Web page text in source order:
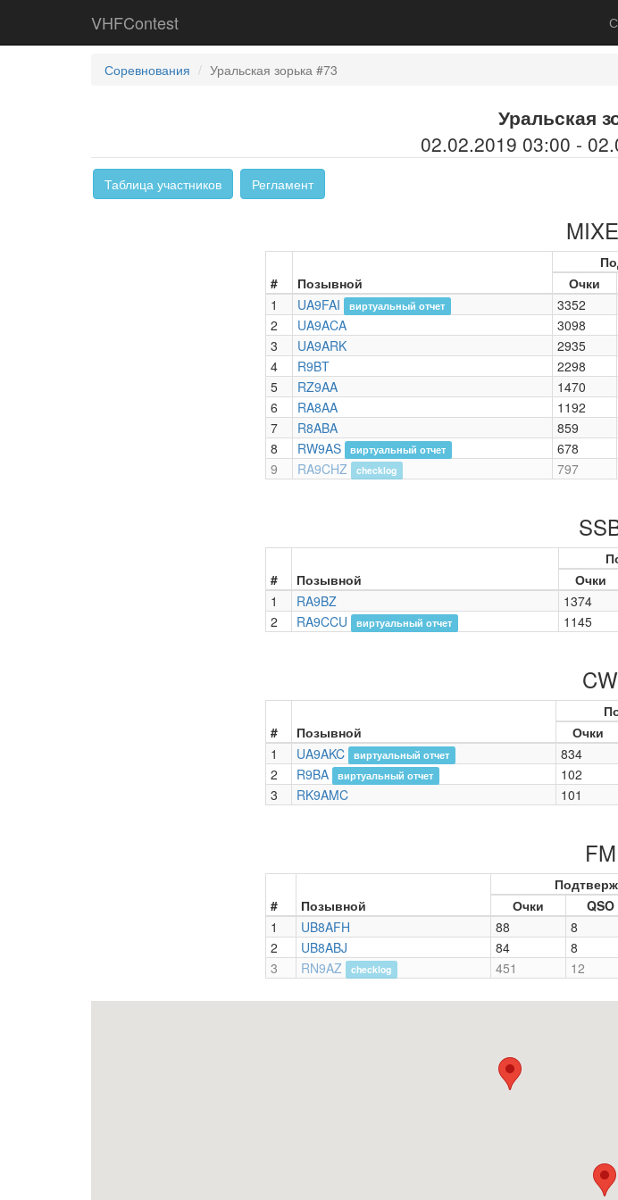
VHFContest
Соревнования Уральская зорька #73
Уральская
02.02.2019 03:00 -
Таблица участников Регламент
# Позывной
Очки
1
UA9FAI виртуальный отчет 3352
2
UA9ACA 3098
3
UA9ARK 2935
4
R9BT 2298
5
RZ9AA 1470
6
RA8AA 1192
7
R8ABA 859
8
RW9AS виртуальный отчет 678
9
RA9CHZ checklog 797
# Позывной
Очки
1
RA9BZ 1374
2
RA9CCU виртуальный отчет 1145
CW
# Позывной
Очки
1
UA9AKC виртуальный отчет 834
2
R9BA виртуальный отчет 102
3
RK9AMC 101
FM
# Позывной
Очки
QSO
1
UB8AFH 88 8
2
UB8ABJ 84 8
3
RN9AZ checklog 451 12